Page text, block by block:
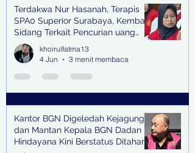
Terdakwa Nur Hasanah, Terapis
SPA0 Superior Surabaya, Kembali
Sidang Terkait Pencurian uang
senilai Rp1,285 M di PN Surabaya
khoirulfatma13
4 Jun
3 menit membaca
Kantor BGN Digeledah Kejagung
dan Mantan Kepala BGN Dadan
Hindayana Kini Berstatus Ditahan